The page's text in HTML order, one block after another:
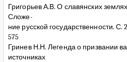
Григорьев А.В. О славянских
Сложе-
ние русской государственности. С.
575
Гринев Н.Н. Легенда о призвании
источниках